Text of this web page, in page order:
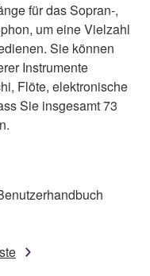
für das Sopran-,
um eine Vielzahl
Sie können
Instrumente
Flöte, elektronische
Sie insgesamt 73